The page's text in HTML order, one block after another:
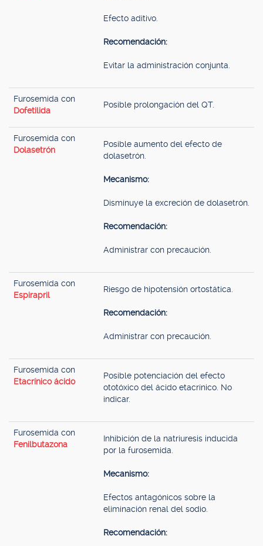
Efecto aditivo.
Recomendación:
Evitar la administración conjunta.
Furosemida con
Dofetilida
Posible prolongación del QT.
Furosemida con
Dolasetrón
Posible aumento del efecto de
dolasetrón.
Mecanismo:
Disminuye la excreción de dolasetrón.
Recomendación:
Administrar con precaución.
Furosemida con
Espirapril
Riesgo de hipotensión ortostática.
Recomendación:
Administrar con precaución.
Furosemida con
Etacrínico ácido
Posible potenciación del efecto
ototóxico del ácido etacrínico. No
indicar.
Furosemida con
Fenilbutazona
Inhibición de la natriuresis inducida
por la furosemida.
Mecanismo:
Efectos antagónicos sobre la
eliminación renal del sodio.
Recomendación: